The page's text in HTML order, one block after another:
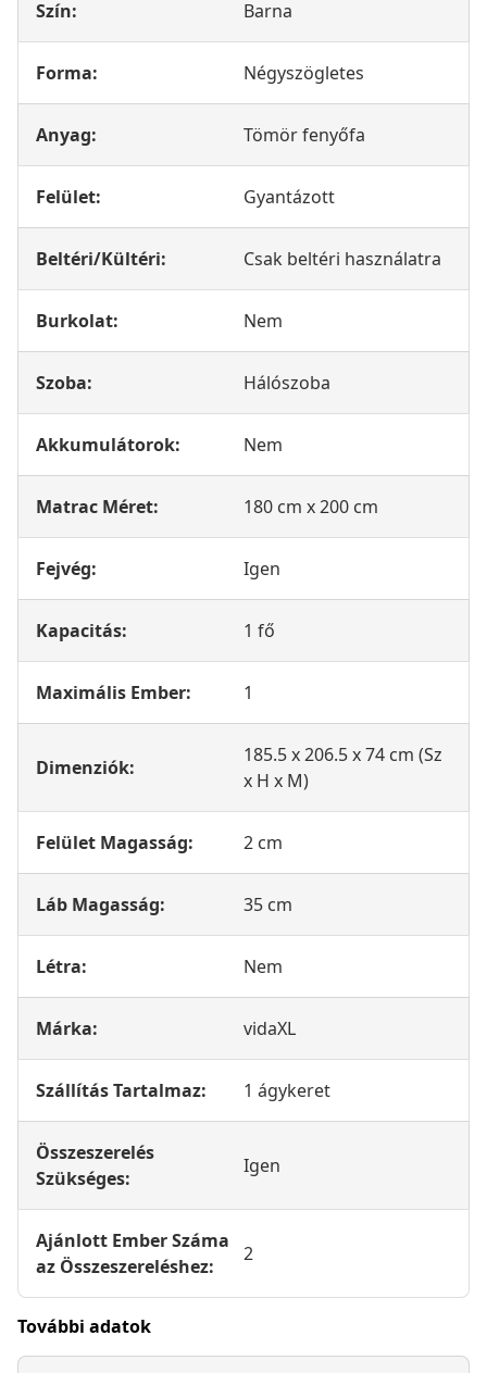
Szín: Barna
Forma: Négyszögletes
Anyag: Tömör fenyőfa
Felület: Gyantázott
Beltéri/Kültéri: Csak beltéri használatra
Burkolat: Nem
Szoba: Hálószoba
Akkumulátorok: Nem
Matrac Méret: 180 cm x 200 cm
Fejvég: Igen
Kapacitás: 1 fő
Maximális Ember: 1
Dimenziók:
185.5 x 206.5 x 74 cm (Sz
x H x M)
Felület Magasság: 2 cm
Láb Magasság: 35 cm
Létra: Nem
Márka: vidaXL
Szállítás Tartalmaz: 1 ágykeret
Összeszerelés
Szükséges:
Igen
Ajánlott Ember Száma
az Összeszereléshez:
2
További adatok